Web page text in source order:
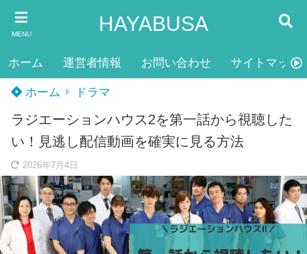
MENU HAYABUSA
ホーム 運営者情報 お問い合わせ サイトマップ
ホーム ドラマ
ラジエーションハウス2を第一話から視聴した
い！見逃し配信動画を確実に見る方法
2026年7月4日